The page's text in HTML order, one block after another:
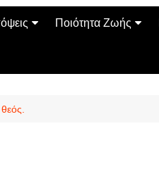
Ποιότητα Ζωής
Ασκηση